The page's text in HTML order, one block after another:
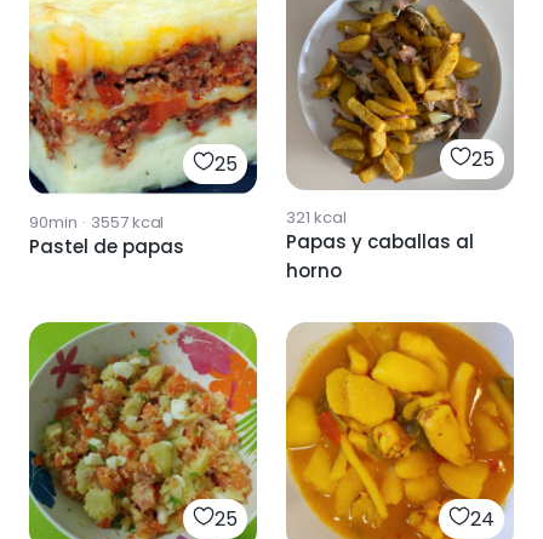
25
90min · 3557kcal
Pastel de papas
25
321 kcal
Papas y caballas al
horno
25 24